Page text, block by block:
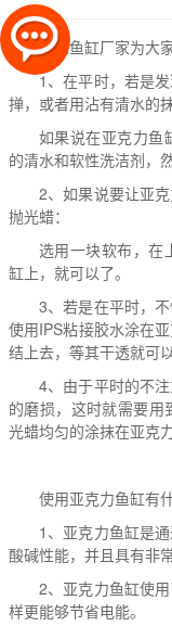
万龙鱼缸厂家为大
1、在平时，若是
掸，或者用沾有清水的
如果说在亚克力鱼
的清水和软性洗洁剂，
2、如果说要让亚
抛光蜡：
选用一块软布，在
缸 上，就可以了。
3、若是在平时，
使用IPS粘接胶水涂在
结上去，等其干透就可以
4、由于平时的不
的磨损，这时就需要
光蜡均匀的涂抹在亚克
使用亚克力鱼缸有
1、亚克力鱼缸是
酸碱性能，并且具有非
2、亚克力鱼缸使
样更能够节省电能。